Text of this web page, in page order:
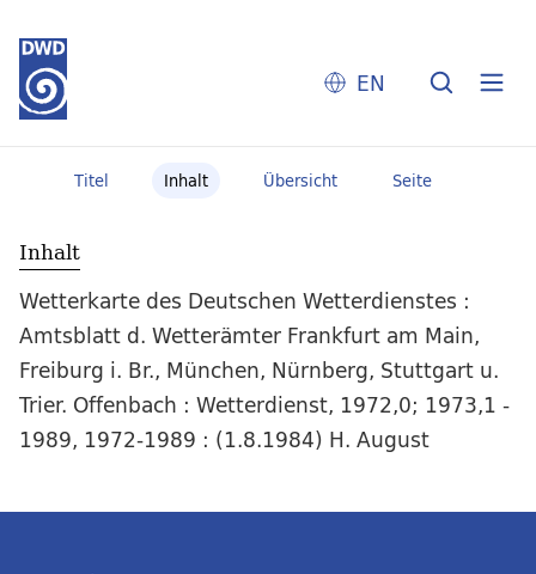
EN
Titel Inhalt Übersicht Seite
Inhalt
Wetterkarte des Deutschen Wetterdienstes :
Amtsblatt d. Wetterämter Frankfurt am Main,
Freiburg i. Br., München, Nürnberg, Stuttgart u.
Trier. Offenbach : Wetterdienst, 1972,0; 1973,1 -
1989, 1972-1989 : (1.8.1984) H. August